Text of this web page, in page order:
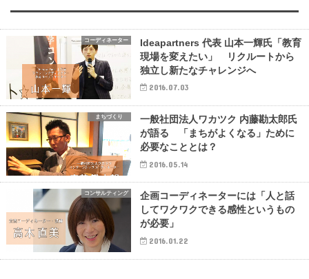
コーディネーター
Ideapartners 代表 山本一輝氏「教育
現場を変えたい」 リクルートから
独立し新たなチャレンジへ
2016.07.03
まちづくり
一般社団法人ワカツク 内藤勘太郎氏
が語る 「まちがよくなる」ために
必要なこととは？
2016.05.14
コンサルティング
企画コーディネーターには「人と話
してワクワクできる感性というもの
が必要」
2016.01.22